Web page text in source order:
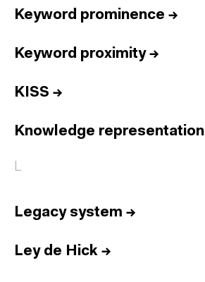
Keyword prominence →
Keyword proximity→
KISS →
Knowledge representation
L
Legacy system →
Ley de Hick →